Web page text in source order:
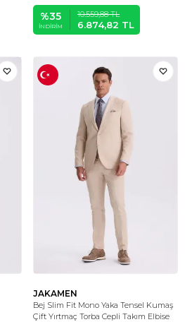
%35
İNDIRIM
10.559,88TL
6.874,82 TL
JAKAMEN
Bej Slim Fit Mono Yaka Tensel Kumaş
Çift Yırtmaç Torba Cepli Takım Elbise